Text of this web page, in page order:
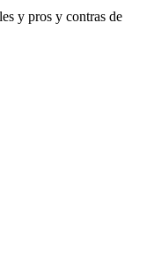
y pros y contras de